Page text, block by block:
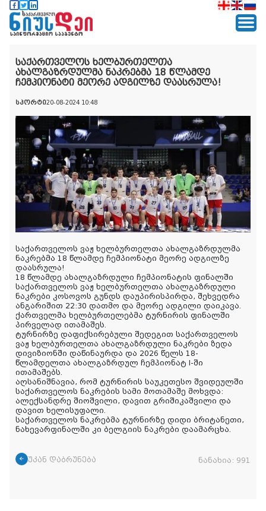
საქართველოს ხელბურთელთა
ახალგაზრდულმა ნაკრებმა 18 წლამდე
ჩემპიონატი მეორე ადგილზე დაასრულა!
სპორტი20-08-2024 10:48
საქართველოს ვაჟ ხელბურთელთა ახალგაზრდულმა
ნაკრებმა 18 წლამდე ჩემპიონატი მეორე ადგილზე
დაასრულა!
18 წლამდე ახალგაზრდული ჩემპიონატის ფინალში
საქართველოს ვაჟ ხელბურთელთა ახალგაზრდული
ნაკრები კოსოვოს გუნდს დაუპირისპირდა, შეხვედრა
ანგარიშით 22:30 დათმო და მეორე ადგილი დაიკავა.
ქართველმა ხელბურთელებმა ტურნირის ფინალში
პირველად ითამაშეს.
ტურნირზე დაფიქსირებული შედეგით საქართველოს
ვაჟ ხელბურთელთა ახალგაზრდული ნაკრები ზედა
დივიზიონში დაწინაურდა და 2026 წელს 18-
წლამდელთა ახალგაზრდულ ჩემპიონატ I-ში
ითამაშებს.
აღსანიშნავია, რომ ტურნირის საუკეთესო შვიდეულში
საქართველოს ნაკრების სამი მოთამაშე მოხვდა:
ალექსანდრე შიოშვილი, დავით გრიშიკაშვილი და
დავით ხელისუფალი.
საქართველოს ნაკრებმა ტურნირზე დიდი ბრიტანეთი,
ნახევარფინალში კი ბელგიის ნაკრები დაამარცხა.
უკან დაბრუნება ნანახია: 991